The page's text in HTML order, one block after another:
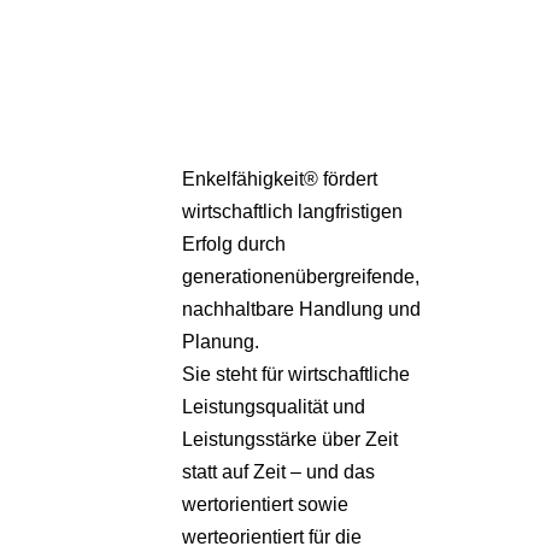
Enkelfähigkeit® fördert
wirtschaftlich langfristigen
Erfolg durch
generationenübergreifende,
nachhaltbare Handlung und
Planung.
Sie steht für wirtschaftliche
Leistungsqualität und
Leistungsstärke über Zeit
statt auf Zeit – und das
wertorientiert sowie
werteorientiert für die